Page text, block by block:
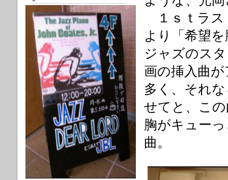
１ｓｔラス
より「希望
ジャズのス
画の挿入曲
多く、それ
せてと、こ
胸がキュー
曲。